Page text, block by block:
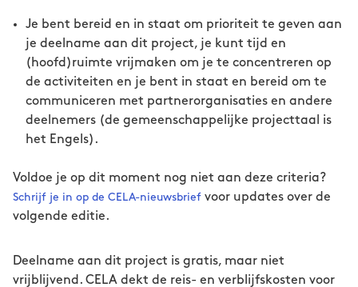
Je bent bereid en in staat om prioriteit te geven aan
je deelname aan dit project, je kunt tijd en
(hoofd)ruimte vrijmaken om je te concentreren op
de activiteiten en je bent in staat en bereid om te
communiceren met partnerorganisaties en andere
deelnemers (de gemeenschappelijke projecttaal is
het Engels).
Voldoe je op dit moment nog niet aan deze criteria?
Schrijf je in op de CELA-nieuwsbrief voor updates over de
volgende editie.
Deelname aan dit project is gratis, maar niet
vrijblijvend. CELA dekt de reis- en verblijfskosten voor